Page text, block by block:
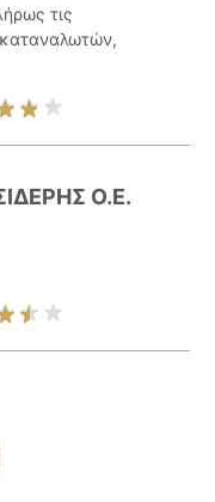
τις
Ο.Ε.